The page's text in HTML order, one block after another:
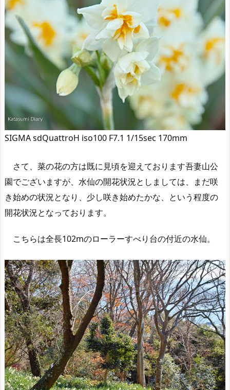
SIGMA sdQuattroH iso100 F7.1 1/15sec 170mm
さて、菜の花の方は既に見頃を迎えております吾妻山公
園でございますが、水仙の開花状況としましては、まだ咲
き始めの状況となり、少し咲き始めたかな、という程度の
開花状況となっております。
こちらは全長102mのローラーすべり台の付近の水仙。